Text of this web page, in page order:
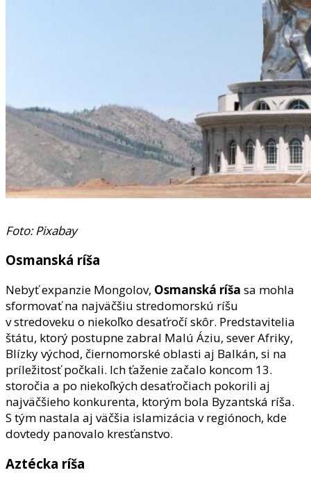
Foto: Pixabay
Osmanská ríša
Nebyť expanzie Mongolov, Osmanská ríša sa mohla
sformovať na najväčšiu stredomorskú ríšu
v stredoveku o niekoľko desaťročí skôr. Predstavitelia
štátu, ktorý postupne zabral Malú Áziu, sever Afriky,
Blízky východ, čiernomorské oblasti aj Balkán, si na
príležitosť počkali. Ich ťaženie začalo koncom 13.
storočia a po niekoľkých desaťročiach pokorili aj
najväčšieho konkurenta, ktorým bola Byzantská ríša.
S tým nastala aj väčšia islamizácia v regiónoch, kde
dovtedy panovalo kresťanstvo.
Aztécka ríša